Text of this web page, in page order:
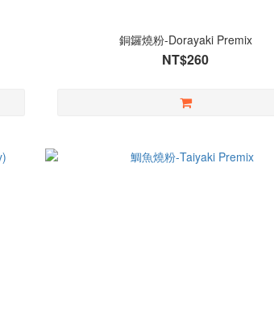
銅鑼燒粉-Dorayaki Premix
NT$260